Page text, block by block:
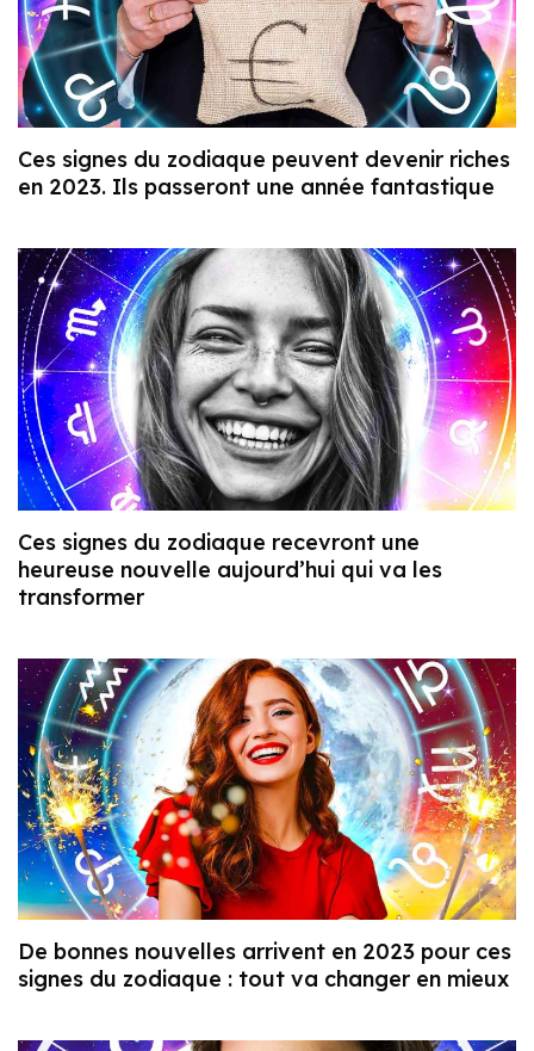
Ces signes du zodiaque peuvent devenir riches
en 2023. Ils passeront une année fantastique
Ces signes du zodiaque recevront une
heureuse nouvelle aujourd’hui qui va les
transformer
De bonnes nouvelles arrivent en 2023 pour ces
signes du zodiaque : tout va changer en mieux